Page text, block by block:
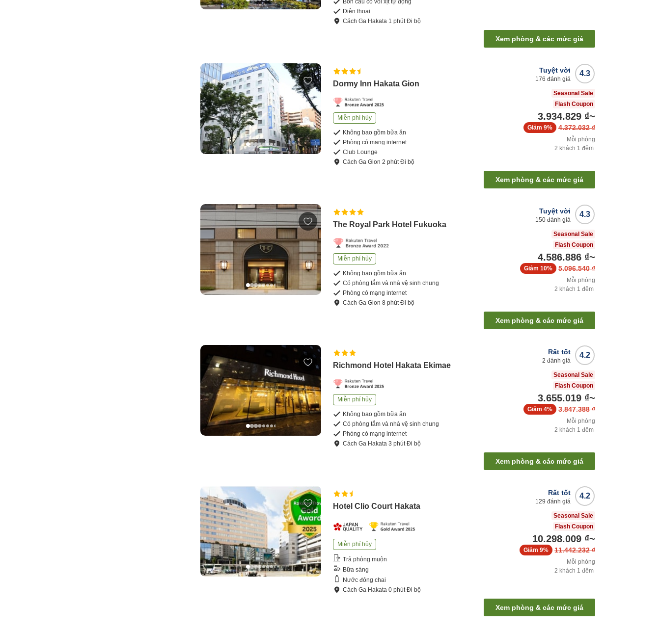
Bồn cầu có vòi xịt tự động
Điện thoại
CáchGa Hakata 1 phútĐi bộ
Xem phòng & các mức giá
Dormy Inn Hakata Gion
Miễn phí hủy
Không bao gồm bữa ăn
Phòng có mạng internet
Club Lounge
CáchGa Gion 2 phútĐi bộ
4.3
Tuyệt vời
176 đánh giá
Seasonal Sale
Flash Coupon
3.934.829 ₫~
4.372.032 ₫
Giảm 9%
Mỗi phòng
2 khách 1 đêm
Xem phòng & các mức giá
The Royal Park Hotel Fukuoka
Miễn phí hủy
Không bao gồm bữa ăn
Có phòng tắm và nhà vệ sinh chung
Phòng có mạng internet
CáchGa Gion 8 phútĐi bộ
4.3
Tuyệt vời
150 đánh giá
Seasonal Sale
Flash Coupon
4.586.886 ₫~
5.096.540 ₫
Giảm 10%
Mỗi phòng
2 khách 1 đêm
Xem phòng & các mức giá
Richmond Hotel Hakata Ekimae
Miễn phí hủy
Không bao gồm bữa ăn
Có phòng tắm và nhà vệ sinh chung
Phòng có mạng internet
CáchGa Hakata 3 phútĐi bộ
4.2
Rất tốt
2 đánh giá
Seasonal Sale
Flash Coupon
3.655.019 ₫~
3.847.388 ₫
Giảm 4%
Mỗi phòng
2 khách 1 đêm
Xem phòng & các mức giá
Hotel Clio Court Hakata
Miễn phí hủy
Trả phòng muộn
Bữa sáng
Nước đóng chai
CáchGa Hakata 0 phútĐi bộ
4.2
Rất tốt
129 đánh giá
Seasonal Sale
Flash Coupon
10.298.009 ₫~
11.442.232 ₫
Giảm 9%
Mỗi phòng
2 khách 1 đêm
Xem phòng & các mức giá